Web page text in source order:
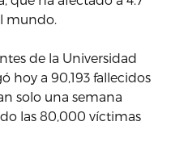
mundo.
de la Universidad
hoy a 90,193 fallecidos
solo una semana
las 80,000 víctimas